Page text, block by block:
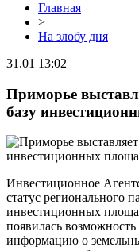
Главная
>
На злобу дня
31.01 13:02
Приморье
базу
Инвестиционное
статус регионального
инвестиционных
появилась
информацию о